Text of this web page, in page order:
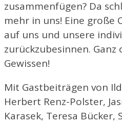
zusammenfügen? Da
mehr in uns! Eine große
auf uns und unsere
zurückzubesinnen. Ganz
Gewissen!
Mit Gastbeiträgen von
Herbert Renz-Polster,
Karasek, Teresa Bücker,